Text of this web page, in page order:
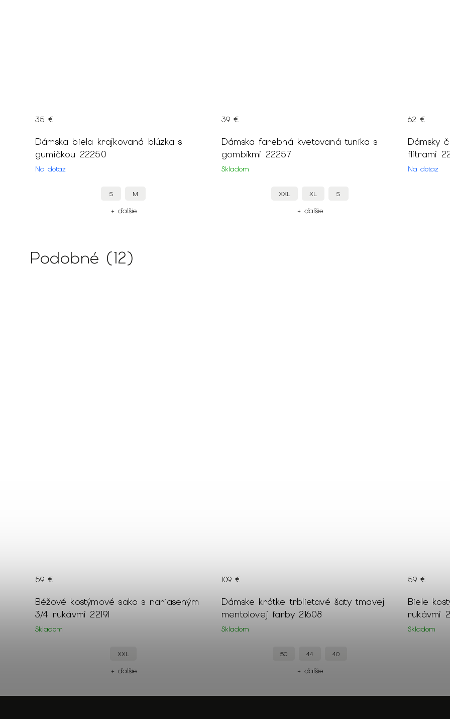
Dámska biela krajkovaná blúzka s
gumičkou 22250
Na dotaz
35 €
S M
+ ďalšie
Dámska farebná kvetovaná tunika s
gombíkmi 22257
Skladom
39 €
XXL XL S
+ ďalšie
Dámsky
flitrami
Na dotaz
62 €
Podobné (12)
Béžové kostýmové sako s nariaseným
3/4 rukávmi 22191
Skladom
59 €
XXL
+ ďalšie
Dámske krátke trblietavé šaty tmavej
mentolovej farby 21608
Skladom
109 €
50 44 40
+ ďalšie
Biele
rukávmi
Skladom
59 €